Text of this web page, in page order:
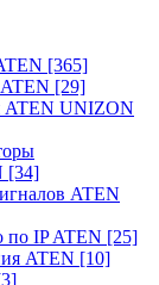
[365]
[29]
ATEN UNIZON
[34]
ATEN
по IP ATEN [25]
ATEN [10]